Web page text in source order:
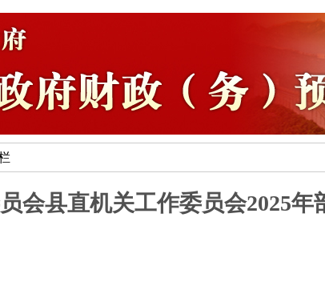
会县直机关工作委员会2025